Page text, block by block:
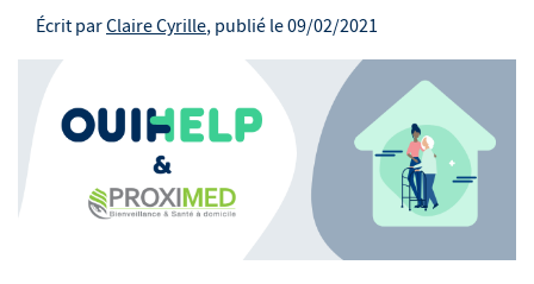
Écrit parClaire Cyrille, publié le09/02/2021